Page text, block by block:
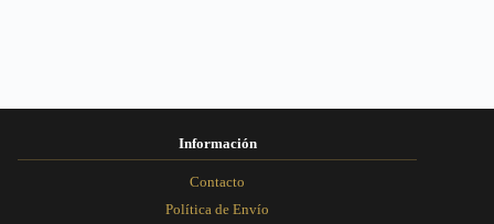
producto
producto
producto
producto
Información
Contacto
Política de Envío